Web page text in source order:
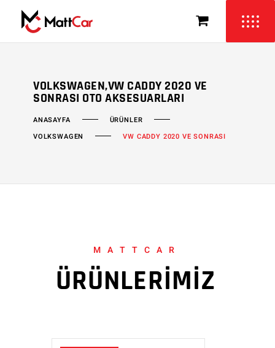
VOLKSWAGEN,VW CADDY 2020 VE
SONRASI OTO AKSESUARLARI
ANASAYFA
ÜRÜNLER
VOLKSWAGEN
VW CADDY 2020 VE SONRASI
MATTCAR
ÜRÜNLERİMİZ